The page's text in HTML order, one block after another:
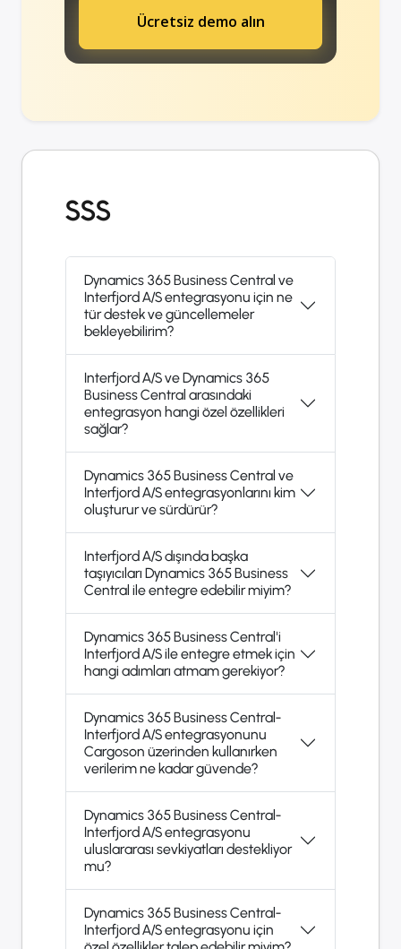
Ücretsiz demo alın
SSS
Dynamics 365 Business Central ve
Interfjord A/S entegrasyonu için ne
tür destek ve güncellemeler
bekleyebilirim?
Interfjord A/S ve Dynamics 365
Business Central arasındaki
entegrasyon hangi özel özellikleri
sağlar?
Dynamics 365 Business Central ve
Interfjord A/S entegrasyonlarını kim
oluşturur ve sürdürür?
Interfjord A/S dışında başka
taşıyıcıları Dynamics 365 Business
Central ile entegre edebilir miyim?
Dynamics 365 Business Central'i
Interfjord A/S ile entegre etmek için
hangi adımları atmam gerekiyor?
Dynamics 365 Business Central-
Interfjord A/S entegrasyonunu
Cargoson üzerinden kullanırken
verilerim ne kadar güvende?
Dynamics 365 Business Central-
Interfjord A/S entegrasyonu
uluslararası sevkiyatları destekliyor
mu?
Dynamics 365 Business Central-
Interfjord A/S entegrasyonu için